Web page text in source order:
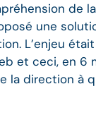
de
une
L’enjeu était
et ceci, en 6
direction à